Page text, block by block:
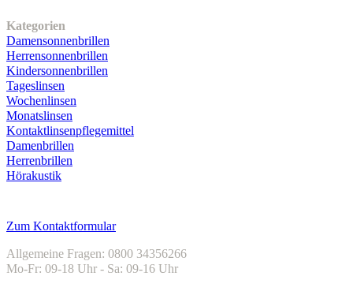
Kategorien
Damensonnenbrillen
Herrensonnenbrillen
Kindersonnenbrillen
Tageslinsen
Wochenlinsen
Monatslinsen
Kontaktlinsenpflegemittel
Damenbrillen
Herrenbrillen
Hörakustik
Zum Kontaktformular
Allgemeine Fragen: 0800 34356266
Mo-Fr: 09-18 Uhr - Sa: 09-16 Uhr